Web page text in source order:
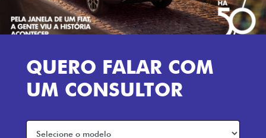
QUERO FALAR COM
UM CONSULTOR